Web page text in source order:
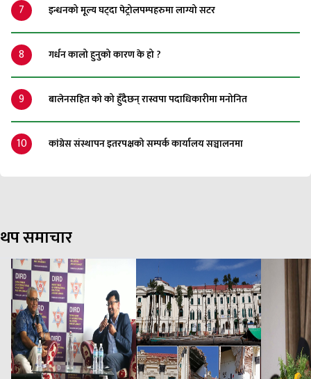
7 इन्धनको मूल्य घट्दा पेट्रोलपम्पहरुमा लाग्यो सटर
8 गर्धन कालो हुनुको कारण के हो ?
9 बालेनसहित को को हुँदैछन् रास्वपा पदाधिकारीमा मनोनित
10 कांग्रेस संस्थापन इतरपक्षको सम्पर्क कार्यालय सञ्चालनमा
थप समाचार